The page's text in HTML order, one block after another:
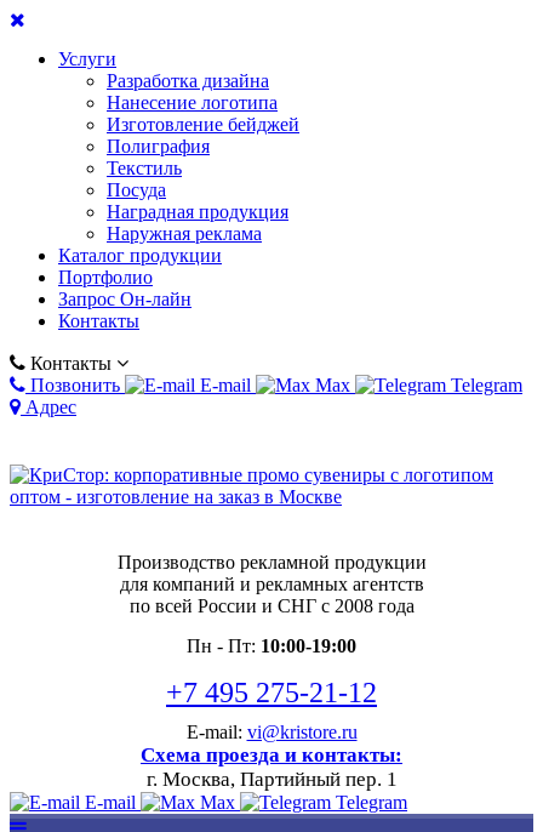
Услуги
Разработка дизайна
Нанесение логотипа
Изготовление бейджей
Полиграфия
Текстиль
Посуда
Наградная продукция
Наружная реклама
Каталог продукции
Портфолио
Запрос Он-лайн
Контакты
Контакты
Позвонить
E-mail Max
Telegram
Адрес
Производство рекламной продукции
для компаний и рекламных агентств
по всей России и СНГ с 2008 года
Пн - Пт: 10:00-19:00
+7 495 275-21-12
E-mail: vi@kristore.ru
Схема проезда и контакты:
г. Москва, Партийный пер. 1
E-mail Max Telegram